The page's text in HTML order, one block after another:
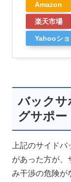
Amazon
楽天市場
Yahooシ
バック
グサポー
上記のサイド
があった方が、
み干渉の危険が